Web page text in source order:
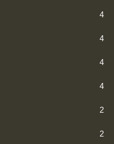
4
4
4
4
2
2